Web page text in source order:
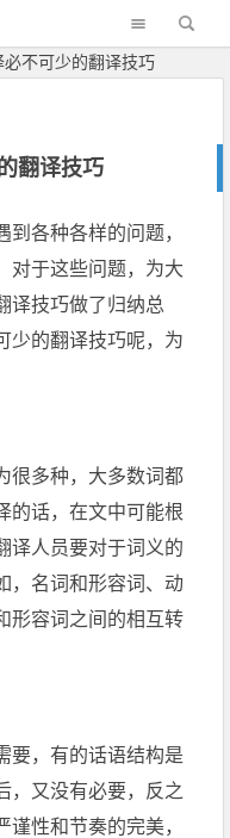
不可少的翻译技巧
翻译技巧
各种各样的问题，
对于这些问题，为大
译技巧做了归纳总
少的翻译技巧呢，为
很多种，大多数词都
的话，在文中可能根
译人员要对于词义的
，名词和形容词、动
形容词之间的相互转
要，有的话语结构是
，又没有必要，反之
性和节奏的完美，